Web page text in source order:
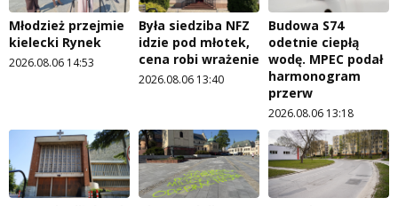
Młodzież przejmie
kielecki Rynek
2026.08.06 14:53
Była siedziba NFZ
idzie pod młotek,
cena robi wrażenie
2026.08.06 13:40
Budowa S74
odetnie ciepłą
wodę. MPEC podał
harmonogram
przerw
2026.08.06 13:18